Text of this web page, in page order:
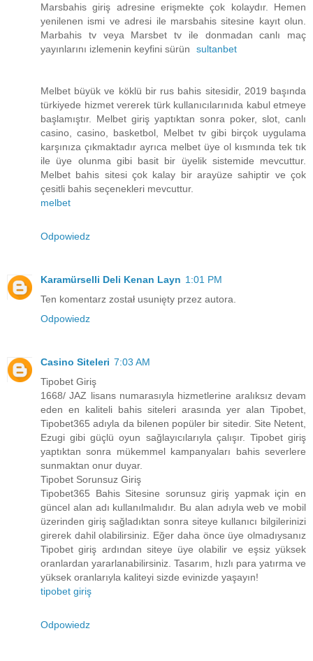
Marsbahis giriş adresine erişmekte çok kolaydır. Hemen
yenilenen ismi ve adresi ile marsbahis sitesine kayıt olun.
Marbahis tv veya Marsbet tv ile donmadan canlı maç
yayınlarını izlemenin keyfini sürün sultanbet
Melbet büyük ve köklü bir rus bahis sitesidir, 2019 başında
türkiyede hizmet vererek türk kullanıcılarınıda kabul etmeye
başlamıştır. Melbet giriş yaptıktan sonra poker, slot, canlı
casino, casino, basketbol, Melbet tv gibi birçok uygulama
karşınıza çıkmaktadır ayrıca melbet üye ol kısmında tek tık
ile üye olunma gibi basit bir üyelik sistemide mevcuttur.
Melbet bahis sitesi çok kalay bir arayüze sahiptir ve çok
çesitli bahis seçenekleri mevcuttur.
melbet
Odpowiedz
Karamürselli Deli Kenan Layn 1:01 PM
Ten komentarz został usunięty przez autora.
Odpowiedz
Casino Siteleri 7:03 AM
Tipobet Giriş
1668/ JAZ lisans numarasıyla hizmetlerine aralıksız devam
eden en kaliteli bahis siteleri arasında yer alan Tipobet,
Tipobet365 adıyla da bilenen popüler bir sitedir. Site Netent,
Ezugi gibi güçlü oyun sağlayıcılarıyla çalışır. Tipobet giriş
yaptıktan sonra mükemmel kampanyaları bahis severlere
sunmaktan onur duyar.
Tipobet Sorunsuz Giriş
Tipobet365 Bahis Sitesine sorunsuz giriş yapmak için en
güncel alan adı kullanılmalıdır. Bu alan adıyla web ve mobil
üzerinden giriş sağladıktan sonra siteye kullanıcı bilgilerinizi
girerek dahil olabilirsiniz. Eğer daha önce üye olmadıysanız
Tipobet giriş ardından siteye üye olabilir ve eşsiz yüksek
oranlardan yararlanabilirsiniz. Tasarım, hızlı para yatırma ve
yüksek oranlarıyla kaliteyi sizde evinizde yaşayın!
tipobet giriş
Odpowiedz